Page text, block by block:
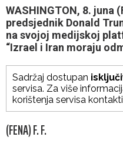
WASHINGTON, 8. juna
predsjednik Donald
na svojoj medijskoj
“Izrael i Iran moraju
Sadržaj dostupan
servisa. Za više
korištenja servisa
(FENA) F. F.